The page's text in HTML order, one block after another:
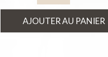
AJOUTER AU PANIER